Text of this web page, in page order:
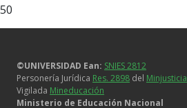
50
©UNIVERSIDAD Ean: SNIES 2812
Personería Jurídica Res. 2898 del Minjusticia
Vigilada Mineducación
Ministerio de Educación Nacional